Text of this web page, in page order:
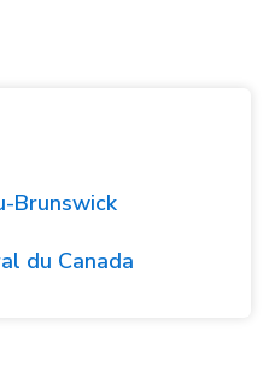
Brunswick
du Canada